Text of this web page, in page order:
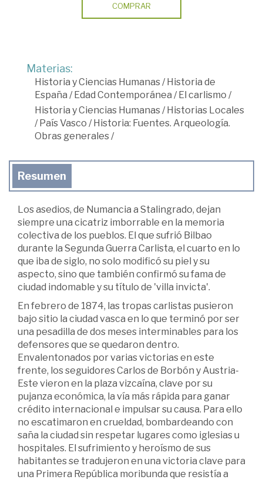
COMPRAR
Materias:
Historia y Ciencias Humanas/Historia de
España /Edad Contemporánea /El carlismo /
Historia y Ciencias Humanas/Historias Locales
/País Vasco /Historia: Fuentes. Arqueología.
Obras generales/
Resumen
Los asedios, de Numancia a Stalingrado, dejan
siempre una cicatriz imborrable en la memoria
colectiva de los pueblos. El que sufrió Bilbao
durante la Segunda Guerra Carlista, el cuarto en lo
que iba de siglo, no solo modificó su piel y su
aspecto, sino que también confirmó su fama de
ciudad indomable y su título de 'villa invicta'.
En febrero de 1874, las tropas carlistas pusieron
bajo sitio la ciudad vasca en lo que terminó por ser
una pesadilla de dos meses interminables para los
defensores que se quedaron dentro.
Envalentonados por varias victorias en este
frente, los seguidores Carlos de Borbón y Austria-
Este vieron en la plaza vizcaína, clave por su
pujanza económica, la vía más rápida para ganar
crédito internacional e impulsar su causa. Para ello
no escatimaron en crueldad, bombardeando con
saña la ciudad sin respetar lugares como iglesias u
hospitales. El sufrimiento y heroísmo de sus
habitantes se tradujeron en una victoria clave para
una Primera República moribunda que resistía a